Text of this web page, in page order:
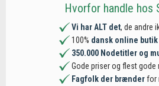
Hvorfor handle hos
Vi har ALT det, de andre
100% dansk online butik
350.000 Nodetitler og
Gode priser og flest gode
Fagfolk der brænderfor